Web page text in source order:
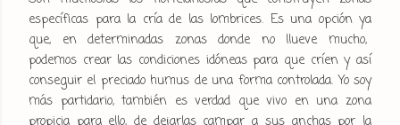
específicas para la cría de las lombrices. Es una opción ya
que, en determinadas zonas donde no llueve mucho,
podemos crear las condiciones idóneas para que críen y así
conseguir el preciado humus de una forma controlada. Yo soy
más partidario, también es verdad que vivo en una zona